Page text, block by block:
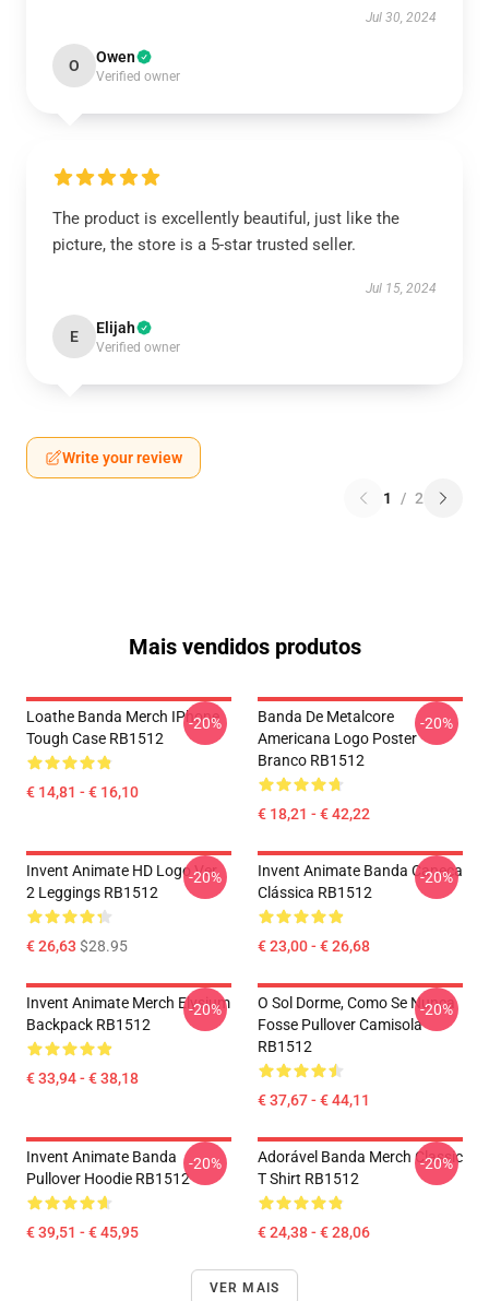
Jul 30, 2024
O Owen
Verified owner
The product is excellently beautiful, just like the
picture, the store is a 5-star trusted seller.
Jul 15, 2024
E Elijah
Verified owner
Write your review
1 / 2
Mais vendidos produtos
Loathe Banda Merch IPhone
Tough Case RB1512
€ 14,81 - € 16,10
-20%
Banda De Metalcore
Americana Logo Poster
Branco RB1512
€ 18,21 - € 42,22
-20%
Invent Animate HD Logo Ver.
2 Leggings RB1512
€ 26,63 $28.95
-20%
Invent Animate Banda Caneca
Clássica RB1512
€ 23,00 - € 26,68
-20%
Invent Animate Merch Elysium
Backpack RB1512
€ 33,94 - € 38,18
-20%
O Sol Dorme, Como Se Nunca
Fosse Pullover Camisola
RB1512
€ 37,67 - € 44,11
-20%
Invent Animate Banda
Pullover Hoodie RB1512
€ 39,51 - € 45,95
-20%
Adorável Banda Merch Classic
T Shirt RB1512
€ 24,38 - € 28,06
-20%
VER MAIS